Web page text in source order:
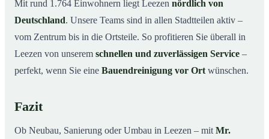
Mit rund 1.764 Einwohnern liegt Leezen nördlich von
Deutschland. Unsere Teams sind in allen Stadtteilen aktiv –
vom Zentrum bis in die Ortsteile. So profitieren Sie überall in
Leezen von unserem schnellen und zuverlässigen Service –
perfekt, wenn Sie eine Bauendreinigung vor Ort wünschen.
Fazit
Ob Neubau, Sanierung oder Umbau in Leezen – mit Mr.